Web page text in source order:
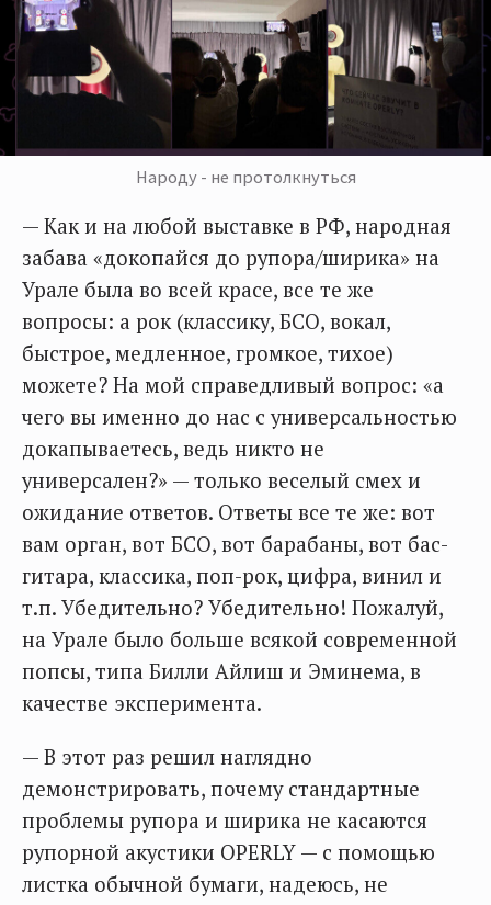
Народу - не протолкнуться
— Как и на любой выставке в РФ, народная
забава «докопайся до рупора/ширика» на
Урале была во всей красе, все те же
вопросы: а рок (классику, БСО, вокал,
быстрое, медленное, громкое, тихое)
можете? На мой справедливый вопрос: «а
чего вы именно до нас с универсальностью
докапываетесь, ведь никто не
универсален?» — только веселый смех и
ожидание ответов. Ответы все те же: вот
вам орган, вот БСО, вот барабаны, вот бас-
гитара, классика, поп-рок, цифра, винил и
т.п. Убедительно? Убедительно! Пожалуй,
на Урале было больше всякой современной
попсы, типа Билли Айлиш и Эминема, в
качестве эксперимента.
— В этот раз решил наглядно
демонстрировать, почему стандартные
проблемы рупора и ширика не касаются
рупорной акустики OPERLY — с помощью
листка обычной бумаги, надеюсь, не